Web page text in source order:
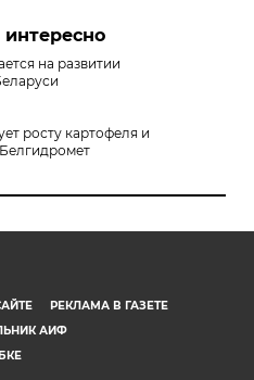
на развитии
росту картофеля и
РЕКЛАМА В ГАЗЕТЕ
АИФ